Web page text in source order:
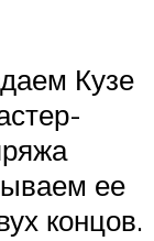
Кузе
ее
концов.